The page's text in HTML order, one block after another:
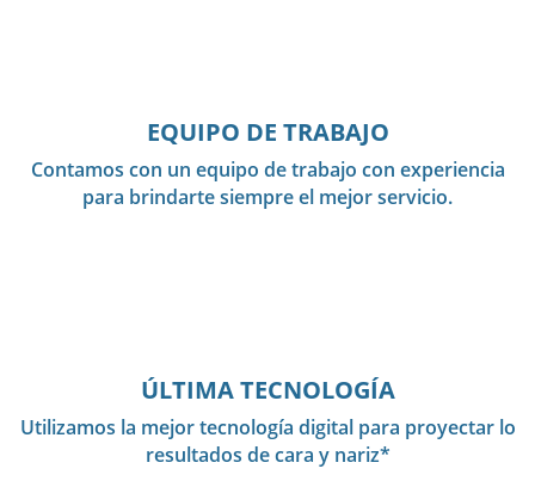
EQUIPO DE TRABAJO
Contamos con un equipo de trabajo con experiencia
para brindarte siempre el mejor servicio.
ÚLTIMA TECNOLOGÍA
Utilizamos la mejor tecnología digital para proyectar lo
resultados de cara y nariz*